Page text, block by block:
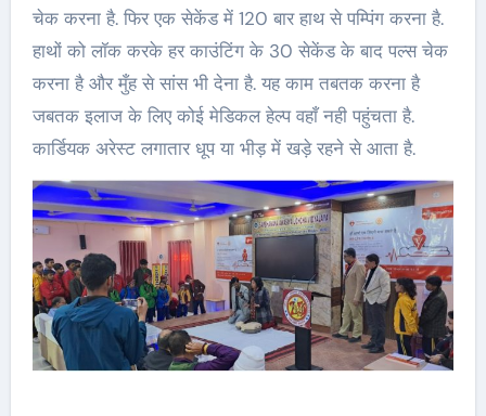
चेक करना है. फिर एक सेकेंड में 120 बार हाथ से पम्पिंग करना है.
हाथों को लॉक करके हर काउंटिंग के 30 सेकेंड के बाद पल्स चेक
करना है और मुँह से सांस भी देना है. यह काम तबतक करना है
जबतक इलाज के लिए कोई मेडिकल हेल्प वहाँ नही पहुंचता है.
कार्डियक अरेस्ट लगातार धूप या भीड़ में खड़े रहने से आता है.